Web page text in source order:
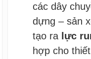
các dây
dựng – sản
tạo ra lực
hợp cho